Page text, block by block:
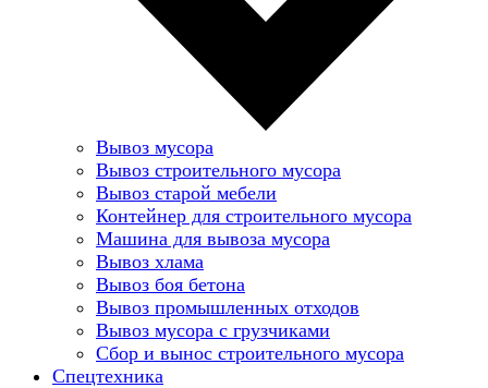
Вывоз мусора
Вывоз строительного мусора
Вывоз старой мебели
Контейнер для строительного мусора
Машина для вывоза мусора
Вывоз хлама
Вывоз боя бетона
Вывоз промышленных отходов
Вывоз мусора с грузчиками
Сбор и вынос строительного мусора
Спецтехника